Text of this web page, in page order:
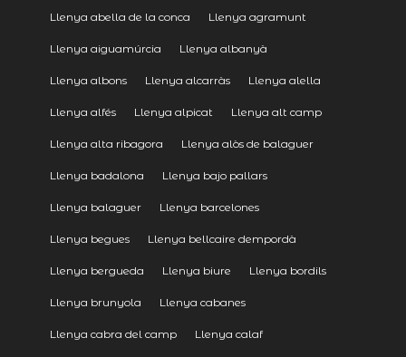
Llenya abella de la conca Llenya agramunt
Llenya aiguamúrcia Llenya albanyà
Llenya albons Llenya alcarràs Llenya alella
Llenya alfés Llenya alpicat Llenya alt camp
Llenya alta ribagora Llenya alòs de balaguer
Llenya badalona Llenya bajo pallars
Llenya balaguer Llenya barcelones
Llenya begues Llenya bellcaire dempordà
Llenya bergueda Llenya biure Llenya bordils
Llenya brunyola Llenya cabanes
Llenya cabra del camp Llenya calaf